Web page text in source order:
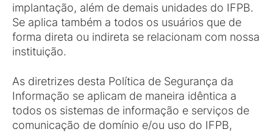
implantação, além de demais unidades do IFPB.
Se aplica também a todos os usuários que de
forma direta ou indireta se relacionam com nossa
instituição.
As diretrizes desta Política de Segurança da
Informação se aplicam de maneira idêntica a
todos os sistemas de informação e serviços de
comunicação de domínio e/ou uso do IFPB,